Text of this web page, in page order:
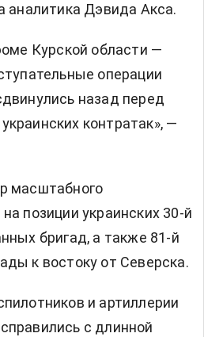
аналитика Дэвида Акса.
Курской области —
операции
назад перед
контратак», —
масштабного
позиции украинских 30-й
бригад, а также 81-й
к востоку от Северска.
и артиллерии
с длинной